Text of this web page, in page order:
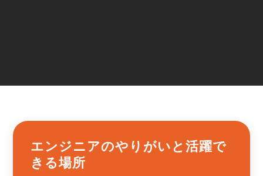
エンジニアのやりがいと活躍で
きる場所